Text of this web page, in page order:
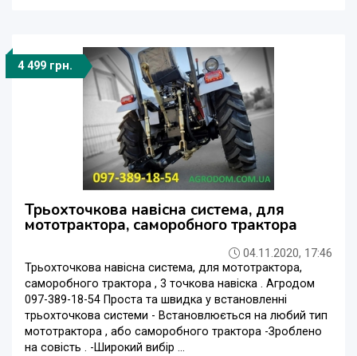
4 499 грн.
Трьохточкова навісна система, для
мототрактора, саморобного трактора
04.11.2020, 17:46
Трьохточкова навісна система, для мототрактора,
саморобного трактора , 3 точкова навіска . Агродом
097-389-18-54 Проста та швидка у встановленні
трьохточкова системи - Встановлюється на любий тип
мототрактора , або саморобного трактора -Зроблено
на совість . -Широкий вибір ...